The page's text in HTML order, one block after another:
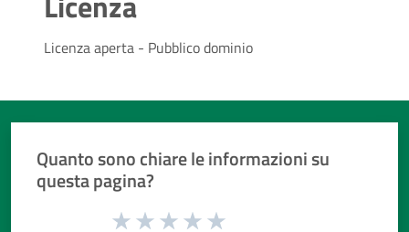
Licenza aperta - Pubblico dominio
Quanto sono chiare le informazioni su
questa pagina?
Valuta da 1 a 5 stelle la pagina